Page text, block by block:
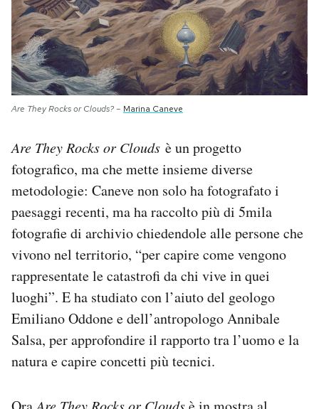
Are They Rocks or Clouds?– Marina Caneve
Are They Rocks or Clouds è un progetto
fotografico, ma che mette insieme diverse
metodologie: Caneve non solo ha fotografato i
paesaggi recenti, ma ha raccolto più di 5mila
fotografie di archivio chiedendole alle persone che
vivono nel territorio, “per capire come vengono
rappresentate le catastrofi da chi vive in quei
luoghi”. E ha studiato con l’aiuto del geologo
Emiliano Oddone e dell’antropologo Annibale
Salsa, per approfondire il rapporto tra l’uomo e la
natura e capire concetti più tecnici.